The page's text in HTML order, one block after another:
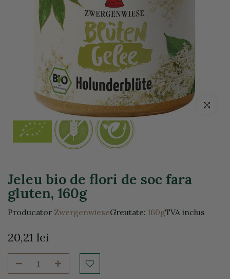
Click
Jeleu bio de flori de soc fara
gluten, 160g
Producator ZwergenwieseGreutate: 160gTVA inclus
20,21 lei